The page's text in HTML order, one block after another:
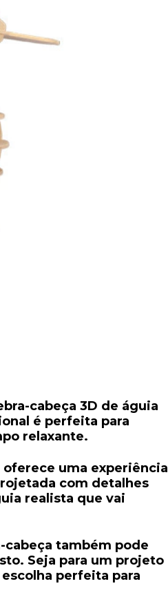
cabeça 3D de águia
é perfeita para
relaxante.
oferece uma experiência
com detalhes
realista que vai
cabeça também pode
Seja para um projeto
perfeita para